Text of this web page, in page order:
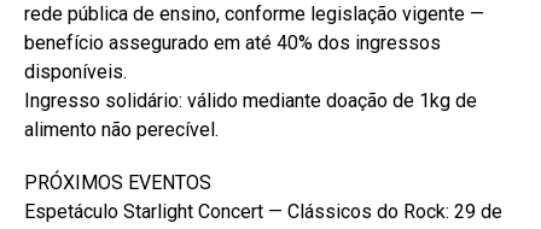
rede pública de ensino, conforme legislação vigente —
benefício assegurado em até 40% dos ingressos
disponíveis.
Ingresso solidário: válido mediante doação de 1kg de
alimento não perecível.
PRÓXIMOS EVENTOS
Espetáculo Starlight Concert — Clássicos do Rock: 29 de